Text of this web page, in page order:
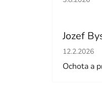
Jozef
12.2.2026
Ochota a